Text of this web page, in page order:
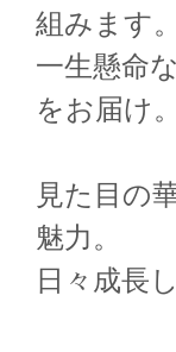
組みます。
一生懸命
をお届け。
見た目の
魅力。
日々成長